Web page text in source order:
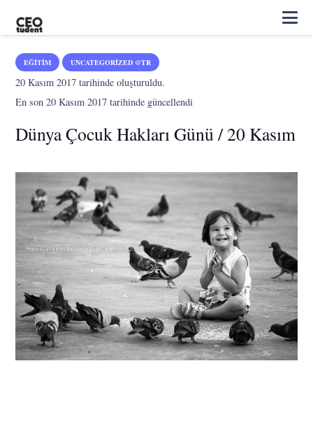
EĞITIM UNCATEGORIZED @TR
20 Kasım 2017 tarihinde oluşturuldu.
En son20 Kasım 2017 tarihinde güncellendi
Dünya Çocuk Hakları Günü / 20 Kasım